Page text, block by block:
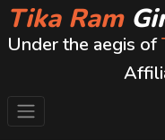
Tika Ram
Under the aegis of